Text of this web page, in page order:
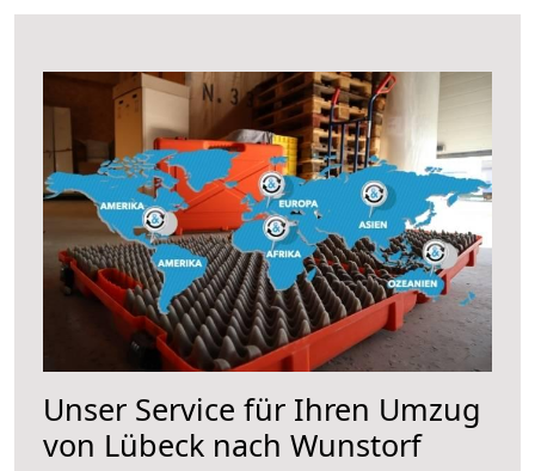
Unser Service für Ihren Umzug
von Lübeck nach Wunstorf